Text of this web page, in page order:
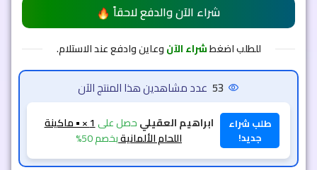
شراء الآن والدفع لاحقاً
للطلب اضغطشراء الآنوعاين وادفع عند الاستلام.
53 عدد مشاهدين هذا المنتج الآن
طلب شراء
جديد!
ابراهيم العقيليحصل على 1 × • ماكينة
اللحام الألمانيةبخصم 50%